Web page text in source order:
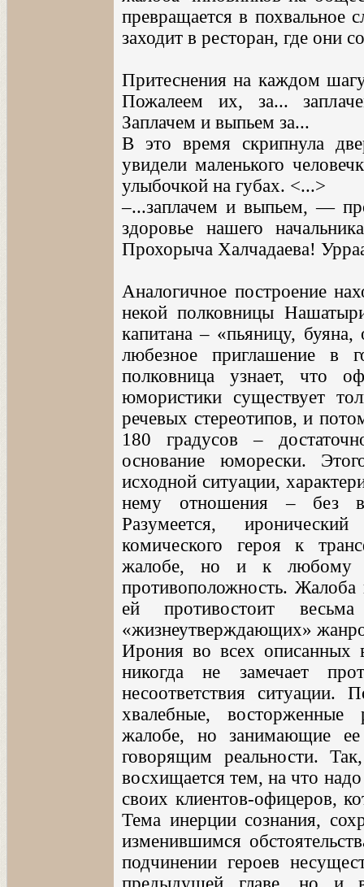
превращается в похвальное
заходит в ресторан, где они
Притеснения на каждом
Пожалеем их, за...
Заплачем и выпьем за...
В это время скрипнула
увидели маленького
улыбочкой на губах. <...>
–...заплачем и выпьем, —
здоровье нашего
Прохорыча Халчадаева!
Аналогичное построение
некой полковницы
капитана – «пьяницу,
любезное приглашение в
полковница узнает, что
юмористики существует
речевых стереотипов, и
180 градусов –
основание юморески.
исходной ситуации,
нему отношения – без
Разумеется,
комического героя к
жалобе, но и к любому
противоположность. Жалоба
ей противостоит
«жизнеутверждающих»
Ирония во всех описанных
никогда не замечает
несоответствия ситуации.
хвалебные,
жалобе, но занимающие ее
говорящим реальности.
восхищается тем, на что
своих клиентов-офицеров,
Тема инерции сознания,
изменившимся
подчинении героев